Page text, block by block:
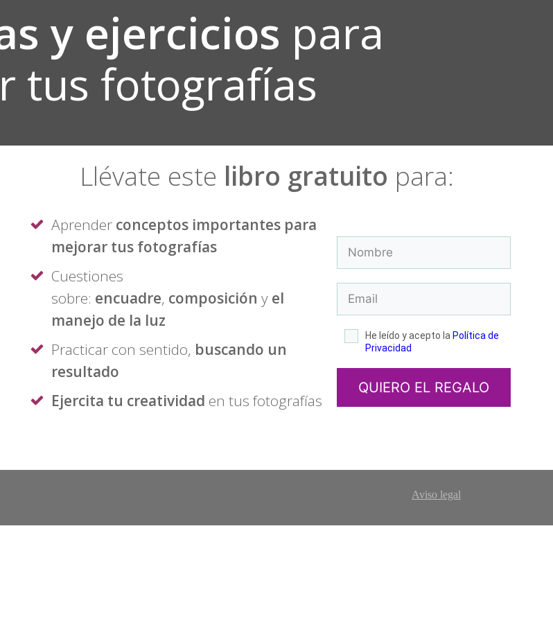
y ejercicios para
tus fotografías
Llévate este libro gratuito para:
Aprenderconceptos importantes para
mejorar tus fotografías
Cuestiones
sobre: encuadre, composición y el
manejo de la luz
Practicar con sentido, buscando un
resultado
Ejercita tu creatividad en tus fotografías
He leído y acepto la Política de
Privacidad
QUIERO EL REGALO
Aviso legal